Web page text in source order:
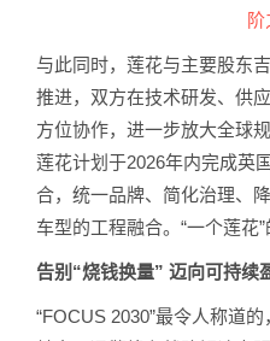
与此同时，莲花与主要股东
推进，双方在技术研发、供
方位协作，进一步放大全球
莲花计划于2026年内完成英
合，统一品牌、简化治理、
车型的工程融合。“一个莲花
告别“烧钱换量” 迈向可持续
“FOCUS 2030”最令人称道